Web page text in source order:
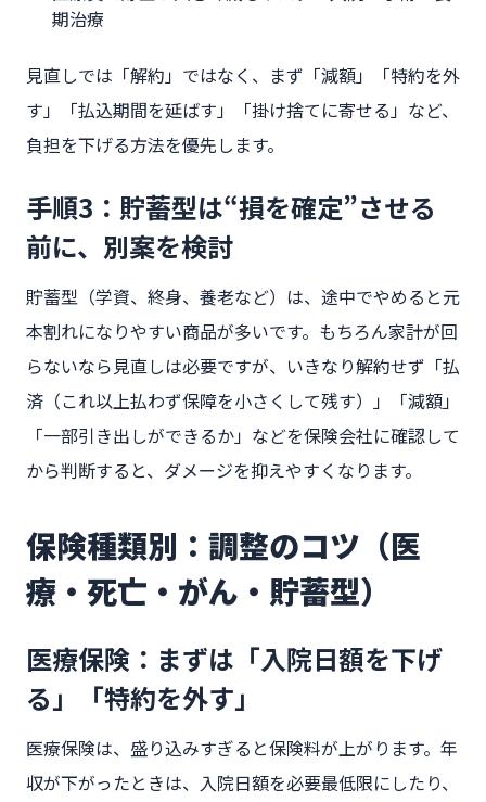
期治療
見直しでは「解約」ではなく、まず「減額」「特約を外
す」「払込期間を延ばす」「掛け捨てに寄せる」など、
負担を下げる方法を優先します。
手順3：貯蓄型は“損を確定”させる
前に、別案を検討
貯蓄型（学資、終身、養老など）は、途中でやめると元
本割れになりやすい商品が多いです。もちろん家計が回
らないなら見直しは必要ですが、いきなり解約せず「払
済（これ以上払わず保障を小さくして残す）」「減額」
「一部引き出しができるか」などを保険会社に確認して
から判断すると、ダメージを抑えやすくなります。
保険種類別：調整のコツ（医
療・死亡・がん・貯蓄型）
医療保険：まずは「入院日額を下げ
る」「特約を外す」
医療保険は、盛り込みすぎると保険料が上がります。年
収が下がったときは、入院日額を必要最低限にしたり、